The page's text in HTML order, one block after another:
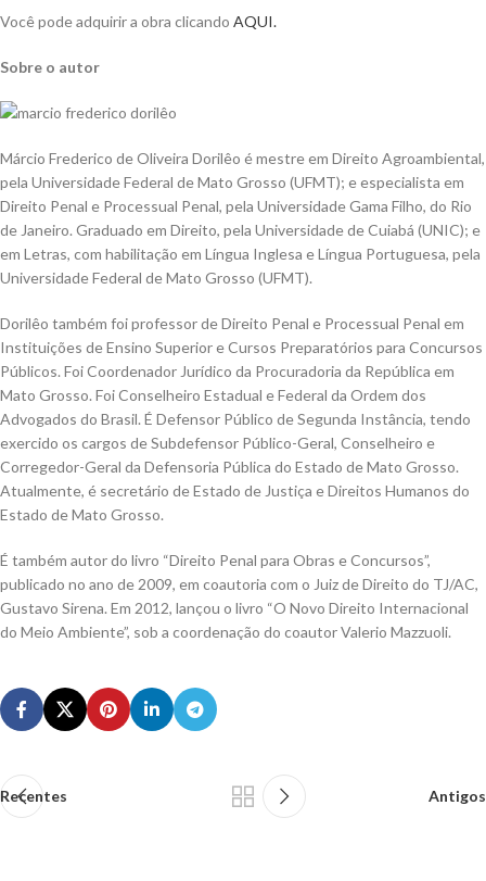
Você pode adquirir a obra clicando AQUI.
Sobre o autor
Márcio Frederico de Oliveira Dorilêo é mestre em Direito Agroambiental,
pela Universidade Federal de Mato Grosso (UFMT); e especialista em
Direito Penal e Processual Penal, pela Universidade Gama Filho, do Rio
de Janeiro. Graduado em Direito, pela Universidade de Cuiabá (UNIC); e
em Letras, com habilitação em Língua Inglesa e Língua Portuguesa, pela
Universidade Federal de Mato Grosso (UFMT).
Dorilêo também foi professor de Direito Penal e Processual Penal em
Instituições de Ensino Superior e Cursos Preparatórios para Concursos
Públicos. Foi Coordenador Jurídico da Procuradoria da República em
Mato Grosso. Foi Conselheiro Estadual e Federal da Ordem dos
Advogados do Brasil. É Defensor Público de Segunda Instância, tendo
exercido os cargos de Subdefensor Público-Geral, Conselheiro e
Corregedor-Geral da Defensoria Pública do Estado de Mato Grosso.
Atualmente, é secretário de Estado de Justiça e Direitos Humanos do
Estado de Mato Grosso.
É também autor do livro “Direito Penal para Obras e Concursos”,
publicado no ano de 2009, em coautoria com o Juiz de Direito do TJ/AC,
Gustavo Sirena. Em 2012, lançou o livro “O Novo Direito Internacional
do Meio Ambiente”, sob a coordenação do coautor Valerio Mazzuoli.
Recentes Antigos